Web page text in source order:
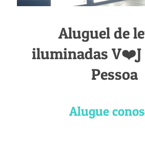
Aluguel de
iluminadas V❤️J
Pessoa
Alugue